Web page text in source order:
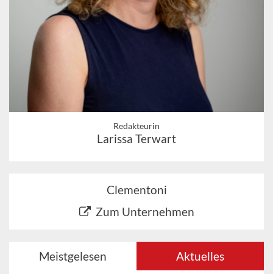
Redakteurin
Larissa Terwart
Clementoni
Zum Unternehmen
Meistgelesen Aktuelles